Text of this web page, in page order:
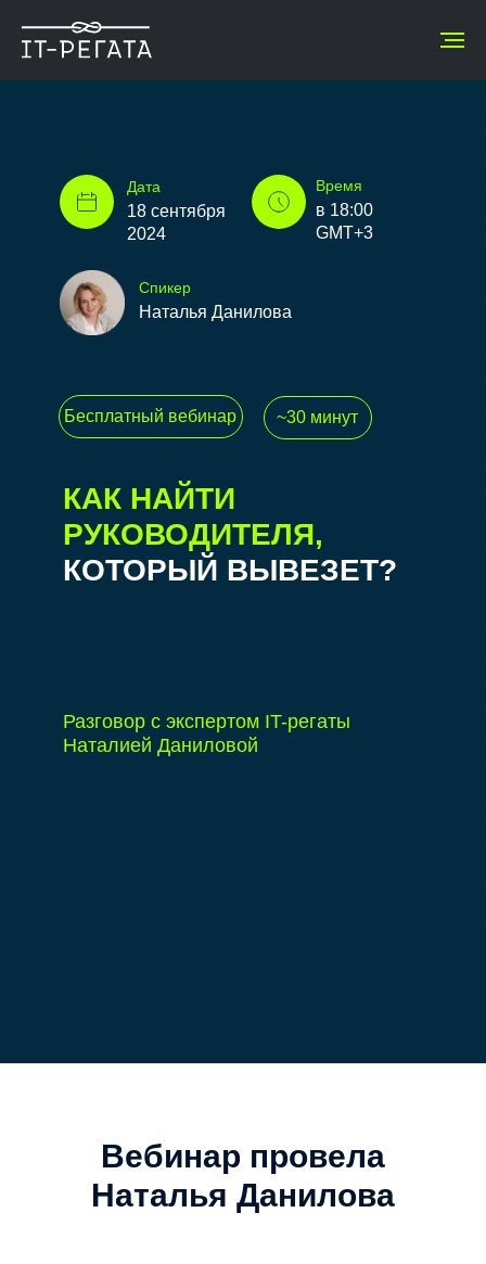
Дата
18 сентября
2024
Время
в 18:00
GMT+3
Бесплатный вебинар
КАК НАЙТИ
РУКОВОДИТЕЛЯ,
КОТОРЫЙ ВЫВЕЗЕТ?
Разговор с экспертом IT-регаты
Наталией Даниловой
Спикер
~30 минут
Наталья Данилова
Вебинар провела
Наталья Данилова